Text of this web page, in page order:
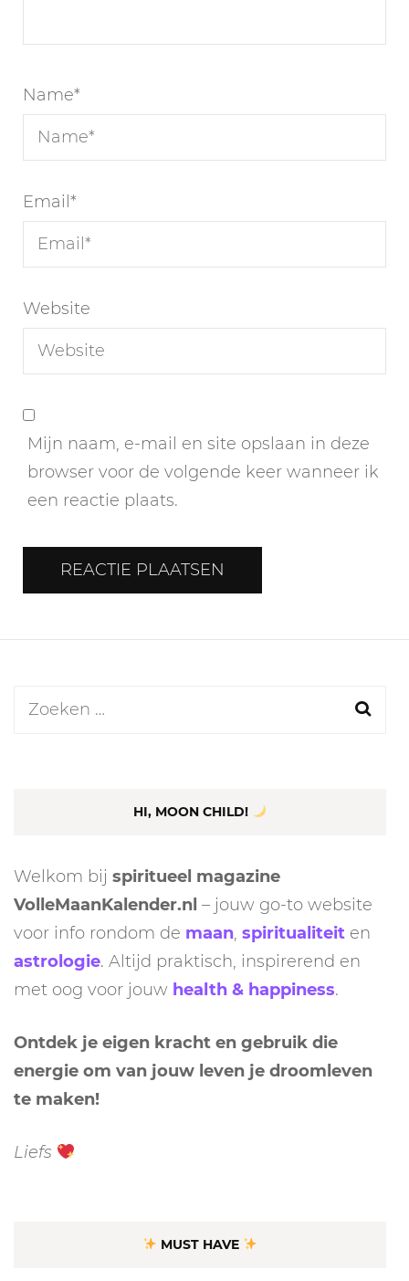
Name*
Email *
Website
Mijn naam, e-mail en site opslaan in deze
browser voor de volgende keer wanneer ik
een reactie plaats.
Zoeken
HI, MOON CHILD!
Welkom bij spiritueel magazine
VolleMaanKalender.nl – jouw go-to website
voor info rondom de maan, spiritualiteit en
astrologie. Altijd praktisch, inspirerend en
met oog voor jouw health & happiness.
Ontdek je eigen kracht en gebruik die
energie om van jouw leven je droomleven
te maken!
Liefs
MUST HAVE